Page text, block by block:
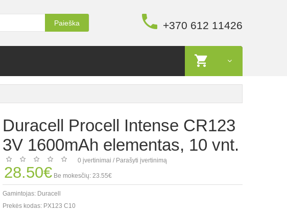
Paieška +370 612 11426
Duracell Procell Intense CR123
3V 1600mAh elementas, 10 vnt.
0 įvertinimai / Parašyti įvertinimą
28.50€ Be mokesčių: 23.55€
Gamintojas: Duracell
Prekės kodas: PX123 C10